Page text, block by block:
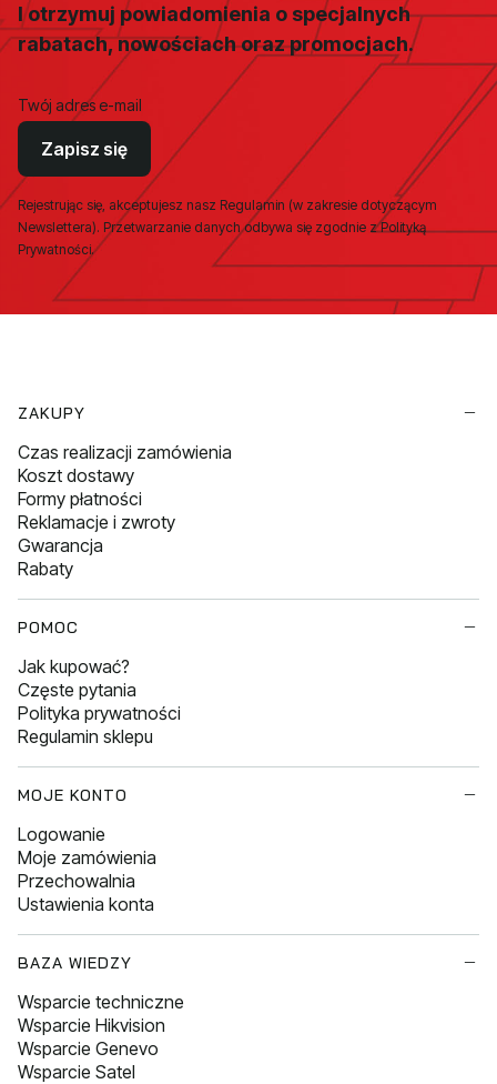
I otrzymuj powiadomienia o specjalnych
rabatach, nowościach oraz promocjach.
Twój adres e-mail
Zapisz się
Rejestrując się, akceptujesz nasz Regulamin (w zakresie dotyczącym
Newslettera). Przetwarzanie danych odbywa się zgodnie z Polityką
Prywatności.
ZAKUPY
Czas realizacji zamówienia
Koszt dostawy
Formy płatności
Reklamacje i zwroty
Gwarancja
Rabaty
POMOC
Jak kupować?
Częste pytania
Polityka prywatności
Regulamin sklepu
MOJE KONTO
Logowanie
Moje zamówienia
Przechowalnia
Ustawienia konta
BAZA WIEDZY
Wsparcie techniczne
Wsparcie Hikvision
Wsparcie Genevo
Wsparcie Satel